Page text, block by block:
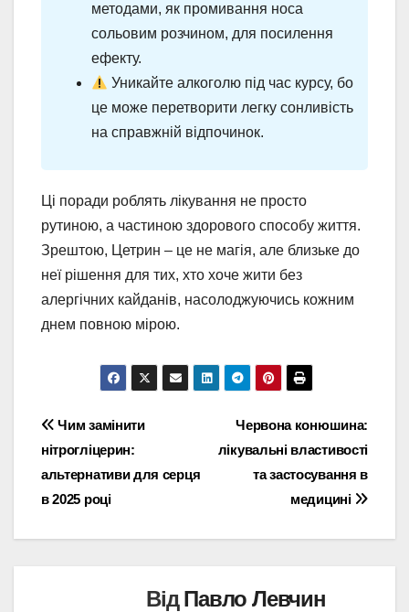
методами, як промивання носа
сольовим розчином, для посилення
ефекту.
Уникайте алкоголю під час курсу, бо
це може перетворити легку сонливість
на справжній відпочинок.
Ці поради роблять лікування не просто
рутиною, а частиною здорового способу життя.
Зрештою, Цетрин – це не магія, але близьке до
неї рішення для тих, хто хоче жити без
алергічних кайданів, насолоджуючись кожним
днем повною мірою.
Навігація
записів
Червона конюшина:
лікувальні властивості
та застосування в
медицині
Чим замінити
нітрогліцерин:
альтернативи для серця
в 2025 році
ВідПавло Левчин